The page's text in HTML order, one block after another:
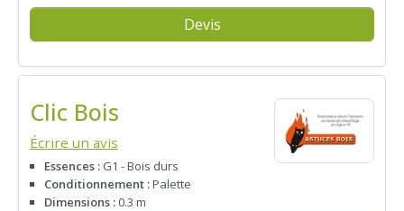
Devis
Clic Bois
Écrire un avis
Essences : G1 - Bois durs
Conditionnement :Palette
Dimensions : 0.3 m